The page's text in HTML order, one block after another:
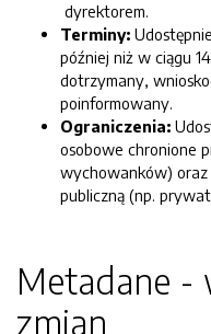
dyrektorem.
Terminy:
później niż w ciągu
dotrzymany,
poinformowany.
Ograniczenia:
osobowe chronione
wychowanków) oraz
publiczną (np.
Metadane -
zmian